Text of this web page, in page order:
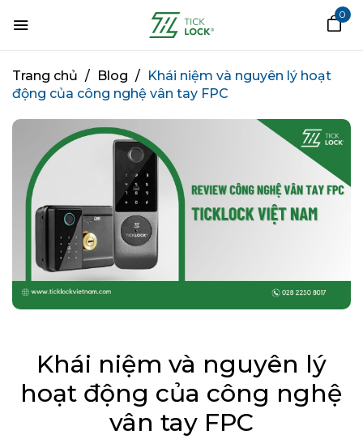
0
Trang chủ / Blog / Khái niệm và nguyên lý hoạt
động của công nghệ vân tay FPC
Khái niệm và nguyên lý
hoạt động của công nghệ
vân tay FPC